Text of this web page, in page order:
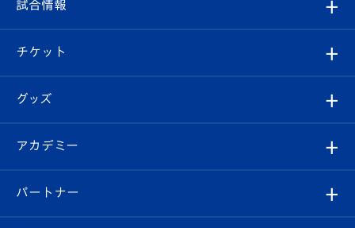
試合情報
チケット
イベント
メディア
クラブ概要
エンブレム紹介
スタッフプロフィール
マスコット紹介
はじめての観戦ガイド
Revive Team
ヴィヴィくんの長崎おもてなしガイド
試合情報
試合日程/結果
フォトギャラリー
スタジアムグルメ
チケット
チケット
V-LOVERS（ファンクラブ）
プレイヤーズスイート
グッズ
オンラインショップ
店舗情報
アカデミー
育成からのお知らせ
パートナー